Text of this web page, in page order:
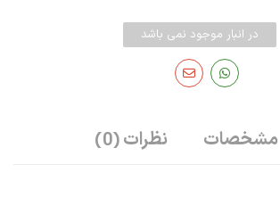
در انبار موجود نمی باشد
مشخصات نظرات(0)